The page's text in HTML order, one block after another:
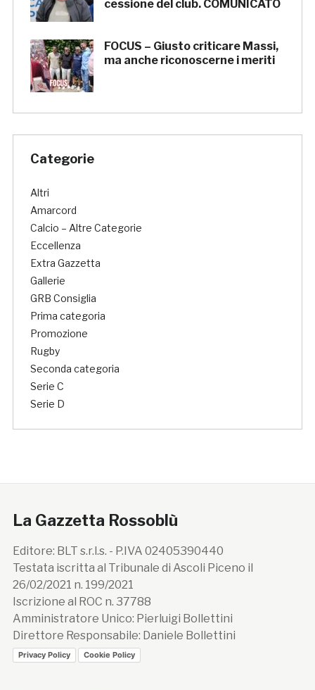
cessione del club. COMUNICATO
FOCUS – Giusto criticare Massi,
ma anche riconoscerne i meriti
Categorie
Altri
Amarcord
Calcio – Altre Categorie
Eccellenza
Extra Gazzetta
Gallerie
GRB Consiglia
Prima categoria
Promozione
Rugby
Seconda categoria
Serie C
Serie D
La Gazzetta Rossoblù
Editore: BLT s.r.l.s. - P.IVA 02405390440
Testata iscritta al Tribunale di Ascoli Piceno il
26/02/2021 n. 199/2021
Iscrizione al ROC n. 37788
Amministratore Unico: Pierluigi Bollettini
Direttore Responsabile: Daniele Bollettini
Privacy Policy Cookie Policy